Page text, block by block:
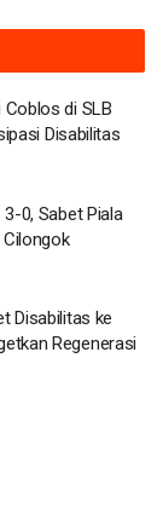
Coblos di SLB
Disabilitas
0, Sabet Piala
Cilongok
Disabilitas ke
Regenerasi